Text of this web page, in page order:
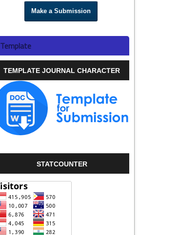
Make a Submission
Template
TEMPLATE JOURNAL CHARACTER
STATCOUNTER